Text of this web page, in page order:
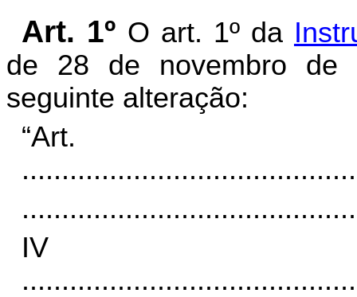
Art. 1º O art. 1º da
de 28 de novembro de
seguinte alteração: